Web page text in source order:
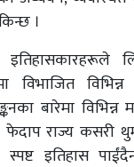
।
विभाजित
बारेमा
राज्य कसरी
इतिहास